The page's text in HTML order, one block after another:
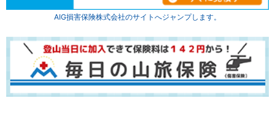
AIG損害保険株式会社のサイトへジャンプします。